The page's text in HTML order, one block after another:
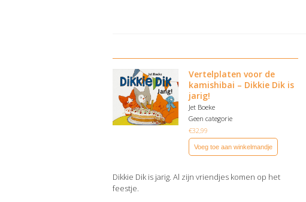
Vertelplaten voor de
kamishibai – Dikkie Dik is
jarig!
Jet Boeke
Geen categorie
€32,99
Voeg toe aan winkelmandje
Dikkie Dik is jarig. Al zijn vriendjes komen op het
feestje.